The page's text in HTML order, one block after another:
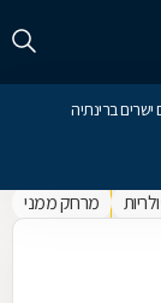
ישרים ברינתיה
מרחק ממני